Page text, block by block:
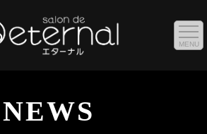
MENU
NEWS